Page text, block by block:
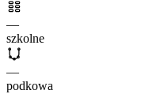
—
szkolne
—
podkowa